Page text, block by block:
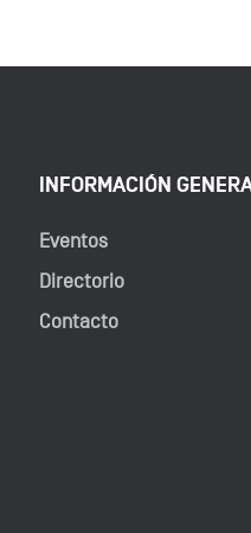
INFORMACIÓN
Eventos
Directorio
Contacto